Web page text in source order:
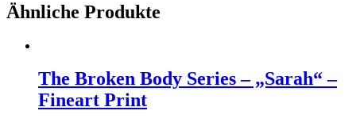
Ähnliche Produkte
The Broken Body Series – „Sarah“ –
Fineart Print